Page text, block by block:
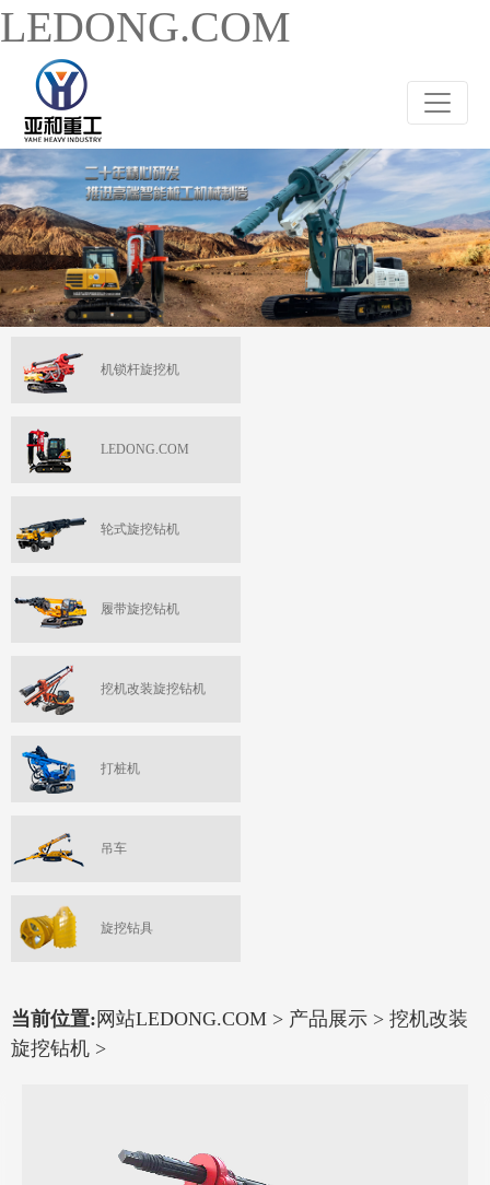
LEDONG.COM
机锁杆旋挖机
LEDONG.COM
轮式旋挖钻机
履带旋挖钻机
挖机改装旋挖钻机
打桩机
吊车
旋挖钻具
当前位置: 网站LEDONG.COM > 产品展示 > 挖机改装
旋挖钻机 >